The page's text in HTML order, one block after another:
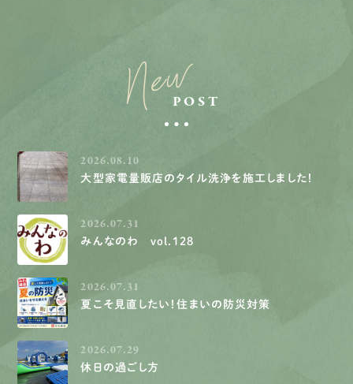
NewPOST
2026.08.10
大型家電量販店のタイル洗浄を施工しました！
2026.07.31
みんなのわ vol.128
2026.07.31
夏こそ見直したい！住まいの防災対策
2026.07.29
休日の過ごし方